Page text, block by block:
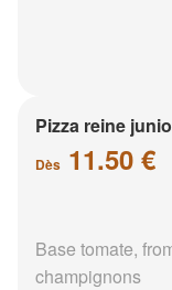
Pizza reine
Dès 11.50 €
Base tomate,
champignons